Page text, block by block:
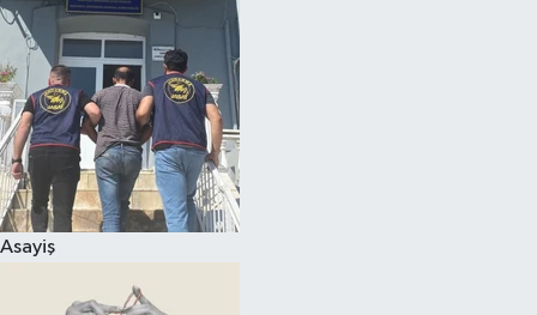
Asayiş